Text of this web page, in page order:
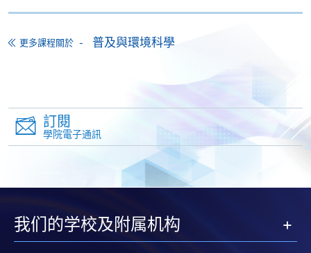
香港永久性居民身份證或有效護照之副本 (需攜同
HK$150 報名費（取錄與否，恕不退還）
如有諮詢請致電黃小姐，電話：2587 3217 或電郵：
教學/報名中心地址：
https://hkuspace.hku.hk/cht/learning-centre/
更多課程關於 普及與環境科學
訂閱
學院電子通訊
我们的学校及附属机构